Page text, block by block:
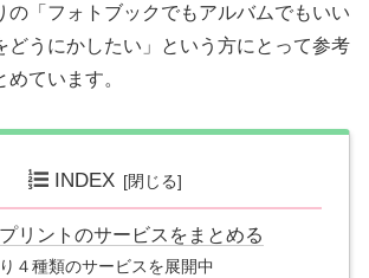
の「フォトブックでもアルバムでもいい
どうにかしたい」という方にとって参考
ています。
INDEX
リントのサービスをまとめる
４種類のサービスを展開中